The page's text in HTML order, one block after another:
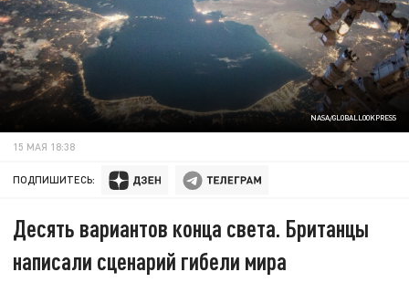
NASA/GLOBALLOOKPRESS
15 МАЯ 18:38
ПОДПИШИТЕСЬ:
Десять вариантов конца света. Британцы
написали сценарий гибели мира